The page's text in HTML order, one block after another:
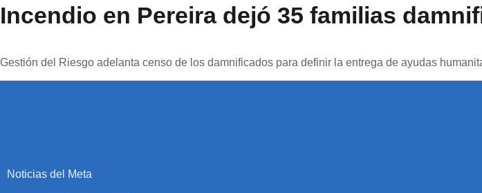
Incendio en Pereira dejó 35 familias
Gestión del Riesgo adelanta censo de los damnificados para definir la entrega de ayudas
Noticias del Meta